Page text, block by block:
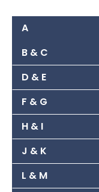
A
B & C
D & E
F & G
H & I
J & K
L & M